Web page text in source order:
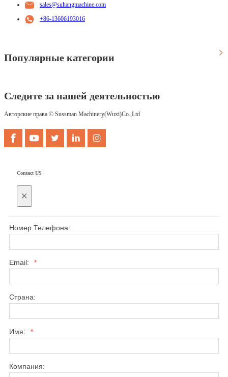
sales@suhangmachine.com
+86-13606193016
Популярные категории
Следите за нашей деятельностью
Авторские права © Sussman Machinery(Wuxi)Co.,Ltd
Contact US
×
Номер Телефона:
Email: *
Страна:
Имя: *
Компания: